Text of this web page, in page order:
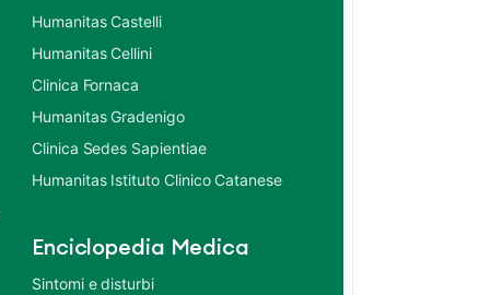
Humanitas Castelli
Humanitas Cellini
Clinica Fornaca
Humanitas Gradenigo
Clinica Sedes Sapientiae
Humanitas Istituto Clinico Catanese
Enciclopedia Medica
Sintomi e disturbi